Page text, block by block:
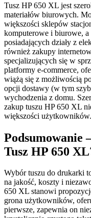
Tusz HP 650 XL jest
materiałów biurowych.
większości sklepów
komputerowe i biurowe,
posiadających działy z
również zakupy
specjalizujących się w
platformy e-commerce,
wiążą się z możliwością
opcji dostawy (w tym
wychodzenia z domu.
zakup tuszu HP 650 XL
większości użytkowników.
Podsumowanie
Tusz HP 650
Wybór tuszu do drukarki
na jakość, koszty i
650 XL stanowi
grona użytkowników,
pierwsze, zapewnia on